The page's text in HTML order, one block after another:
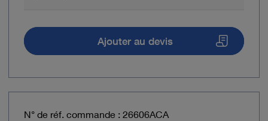
Ajouter au devis
N° de réf. commande : 26606ACA